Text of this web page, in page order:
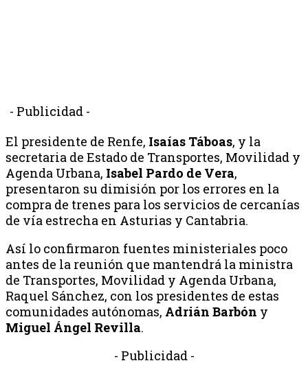
- Publicidad -
El presidente de Renfe, Isaías Táboas, y la
secretaria de Estado de Transportes, Movilidad y
Agenda Urbana, Isabel Pardo de Vera,
presentaron su dimisión por los errores en la
compra de trenes para los servicios de cercanías
de vía estrecha en Asturias y Cantabria.
Así lo confirmaron fuentes ministeriales poco
antes de la reunión que mantendrá la ministra
de Transportes, Movilidad y Agenda Urbana,
Raquel Sánchez, con los presidentes de estas
comunidades autónomas, Adrián Barbón y
Miguel Ángel Revilla.
- Publicidad -